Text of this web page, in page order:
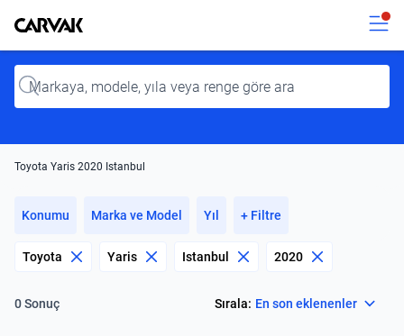
Kavak
Input
Toyota Yaris 2020 Istanbul
Konumu Marka ve Model Yıl + Filtre
Toyota Yaris Istanbul 2020
0 Sonuç Sırala: En son eklenenler